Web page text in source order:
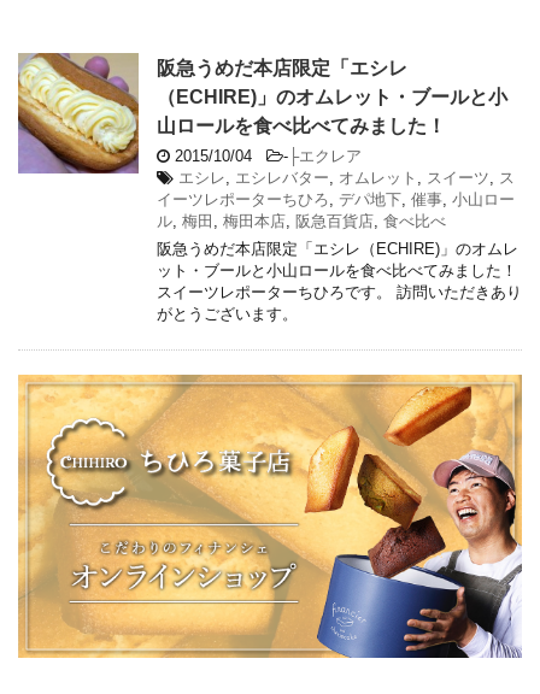
阪急うめだ本店限定「エシレ
（ECHIRE)」のオムレット・ブールと小
山ロールを食べ比べてみました！
2015/10/04 - ├エクレア
エシレ
エシレバター オムレット スイーツ
ス
イーツレポーターちひろ
デパ地下 催事 小山ロー
ル 梅田 梅田本店 阪急百貨店 食べ比べ
阪急うめだ本店限定「エシレ（ECHIRE)」のオムレ
ット・ブールと小山ロールを食べ比べてみました！
スイーツレポーターちひろです。 訪問いただきあり
がとうございます。